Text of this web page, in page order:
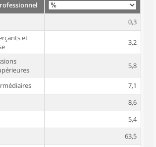
0,3
et
3,2
5,8
7,1
8,6
5,4
63,5